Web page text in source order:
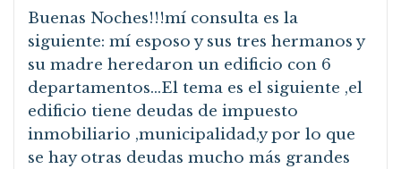
Buenas Noches!!!mí consulta es la
siguiente: mí esposo y sus tres hermanos y
su madre heredaron un edificio con 6
departamentos…El tema es el siguiente ,el
edificio tiene deudas de impuesto
inmobiliario ,municipalidad,y por lo que
se hay otras deudas mucho más grandes